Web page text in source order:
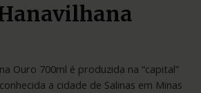
Ouro 700ml é produzida na “capital”
a cidade de Salinas em Minas